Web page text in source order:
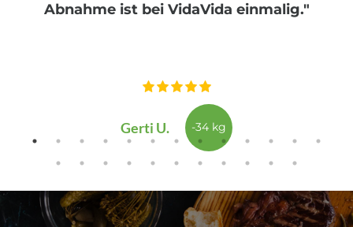
Abnahme ist bei VidaVida einmalig."
Gerti U. -34 kg